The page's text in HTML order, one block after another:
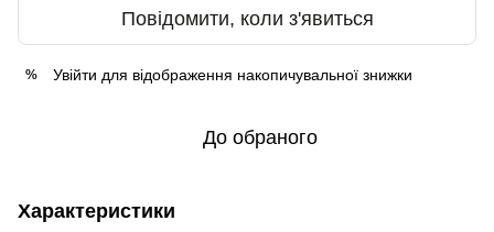
Повідомити, коли з'явиться
% Увійти для відображення накопичувальної знижки
До обраного
Характеристики